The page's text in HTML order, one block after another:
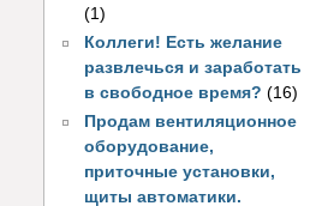
(1)
Коллеги! Есть желание
развлечься и заработать
в свободное время? (16)
Продам вентиляционное
оборудование,
приточные установки,
щиты автоматики.